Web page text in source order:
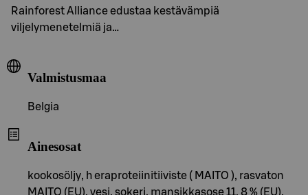
Rainforest Alliance edustaa kestävämpiä
viljelymenetelmiä ja…
Valmistusmaa
Belgia
Ainesosat
kookosöljy, h eraproteiinitiiviste ( MAITO ), rasvaton
MAITO (EU), vesi, sokeri, mansikkasose 11, 8 % (EU),